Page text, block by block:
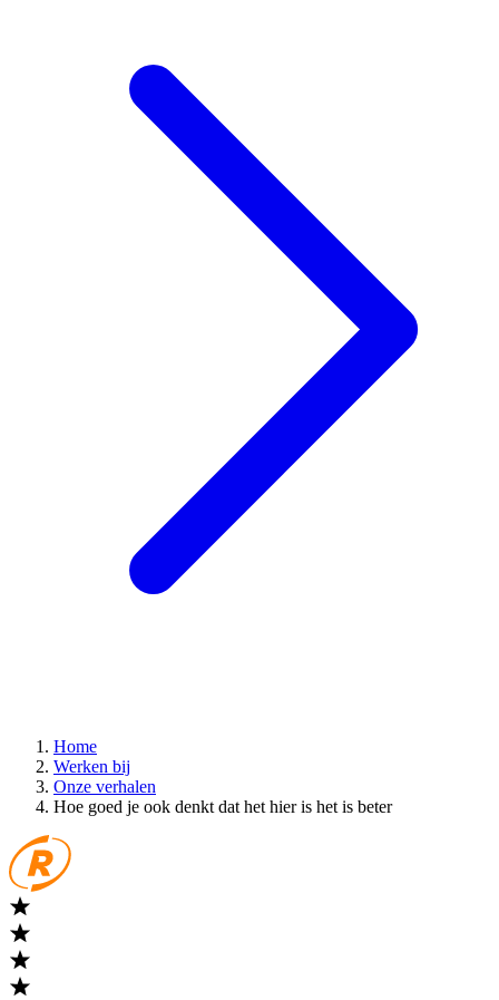
Home
Werken bij
Onze verhalen
Hoe goed je ook denkt dat het hier is het is beter